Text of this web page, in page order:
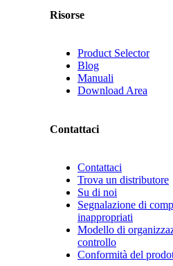
Risorse
Product Selector
Blog
Manuali
Download Area
Contattaci
Contattaci
Trova un distributore
Su di noi
Segnalazione di
inappropriati
Modello di
controllo
Conformità del